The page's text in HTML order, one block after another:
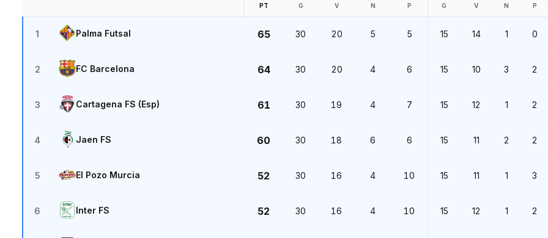
PT G V N P G V N P
1 Palma Futsal 65 30 20 5 5 15 14 1 0
2 FC Barcelona 64 30 20 4 6 15 10 3 2
3 Cartagena FS (Esp) 61 30 19 4 7 15 12 1 2
4 Jaen FS 60 30 18 6 6 15 11 2 2
5 El Pozo Murcia 52 30 16 4 10 15 11 1 3
6 Inter FS 52 30 16 4 10 15 12 1 2